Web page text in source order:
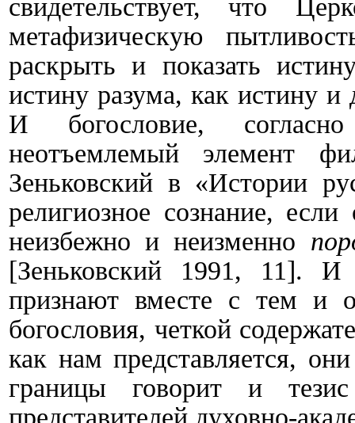
свидетельствует, что
метафизическую
раскрыть и показать
истину разума, как истину и
И богословие,
неотъемлемый элемент
Зеньковский в «Истории
религиозное сознание,
неизбежно и неизменно
[Зеньковский 1991, 11]. И
признают вместе с тем и
богословия, четкой
как нам представляется,
границы говорит и